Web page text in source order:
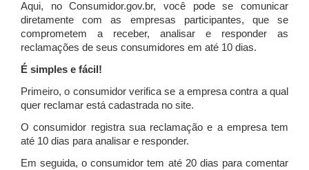
Aqui, no Consumidor.gov.br, você pode se comunicar
diretamente com as empresas participantes, que se
comprometem a receber, analisar e responder as
reclamações de seus consumidores em até 10 dias.
É simples e fácil!
Primeiro, o consumidor verifica se a empresa contra a qual
quer reclamar está cadastrada no site.
O consumidor registra sua reclamação e a empresa tem
até 10 dias para analisar e responder.
Em seguida, o consumidor tem até 20 dias para comentar